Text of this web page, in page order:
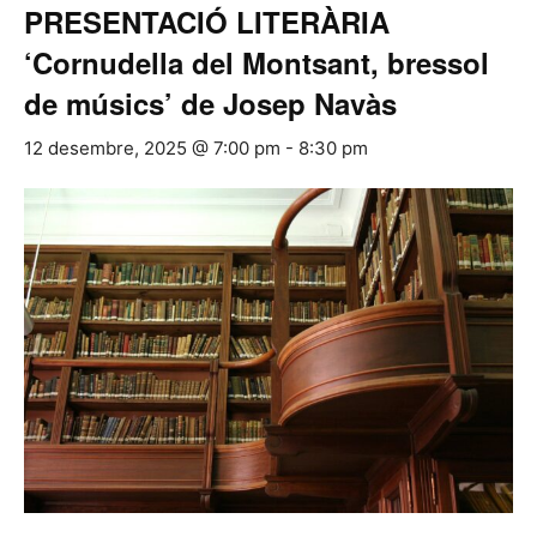
PRESENTACIÓ LITERÀRIA
‘Cornudella del Montsant, bressol
de músics’ de Josep Navàs
12 desembre, 2025 @ 7:00 pm - 8:30 pm